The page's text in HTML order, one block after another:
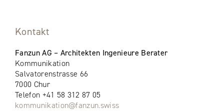
Kontakt
Fanzun AG – Architekten Ingenieure Berater
Kommunikation
Salvatorenstrasse 66
7000 Chur
Telefon +41 58 312 87 05
kommunikation@fanzun.swiss